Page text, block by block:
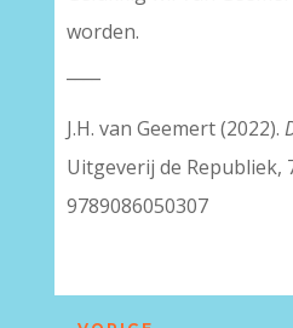
worden.
J.H. van Geemert (2022).
Uitgeverij de Republiek,
9789086050307